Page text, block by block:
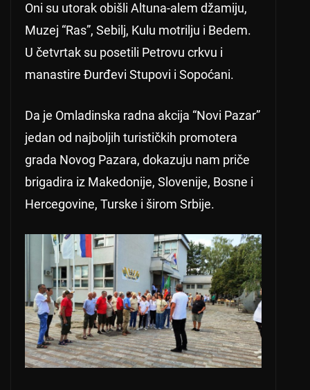
Oni su utorak obišli Altuna-alem džamiju,
Muzej “Ras”, Sebilj, Kulu motrilju i Bedem.
U četvrtak su posetili Petrovu crkvu i
manastire Đurđevi Stupovi i Sopoćani.
Da je Omladinska radna akcija “Novi Pazar”
jedan od najboljih turističkih promotera
grada Novog Pazara, dokazuju nam priče
brigadira iz Makedonije, Slovenije, Bosne i
Hercegovine, Turske i širom Srbije.